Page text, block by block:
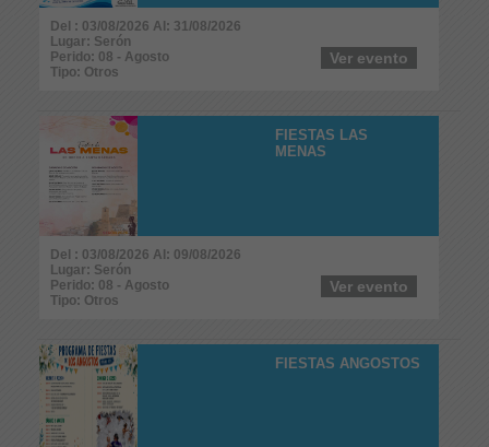
Del : 03/08/2026 Al: 31/08/2026
Lugar: Serón
Perido: 08 - Agosto
Tipo: Otros
Ver evento
FIESTAS LAS
MENAS
Del : 03/08/2026 Al: 09/08/2026
Lugar: Serón
Perido: 08 - Agosto
Tipo: Otros
Ver evento
FIESTAS ANGOSTOS